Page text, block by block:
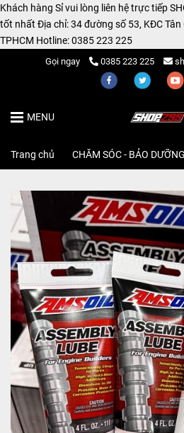
Gọi ngay 0385 223 225
MENU
Trang chủ CHĂM SÓC - BẢO
Khách hàng Sỉ vui lòng liên hệ trực tiếp
tốt nhất Địa chỉ: 34 đường số 53, KĐC
TPHCM Hotline: 0385 223 225